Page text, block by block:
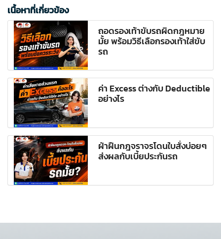
เนื้อหาที่เกี่ยวข้อง
ถอดรองเท้าขับรถผิดกฎหมาย
มั้ย พร้อมวิธีเลือกรองเท้าใส่ขับ
รถ
ค่า Excess ต่างกับ Deductible
อย่างไร
ฝ่าฝืนกฎจราจรโดนใบสั่งบ่อยๆ
ส่งผลกับเบี้ยประกันรถ